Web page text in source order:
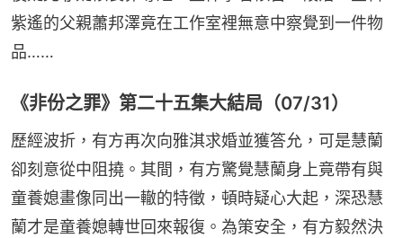
紫遙的父親蕭邦澤竟在工作室裡無意中察覺到一件物
品……
《非份之罪》第二十五集大結局（07/31）
歷經波折，有方再次向雅淇求婚並獲答允，可是慧蘭
卻刻意從中阻撓。其間，有方驚覺慧蘭身上竟帶有與
童養媳畫像同出一轍的特徵，頓時疑心大起，深恐慧
蘭才是童養媳轉世回來報復。為策安全，有方毅然決